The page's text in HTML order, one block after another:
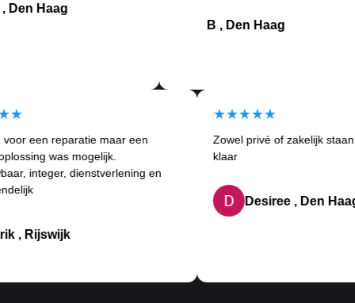
B , Den Haag
kwam voor een reparatie maar een
oplossing was mogelijk.
integer, dienstverlening en
Erik , Rijswijk
★★★★★
Zowel privé of
Desiree ,